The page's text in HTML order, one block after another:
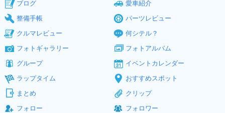
ブログ
愛車紹介
整備手帳
パーツレビュー
クルマレビュー
何シテル？
フォトギャラリー
フォトアルバム
グループ
イベントカレンダー
ラップタイム
おすすめスポット
まとめ
クリップ
フォロー
フォロワー